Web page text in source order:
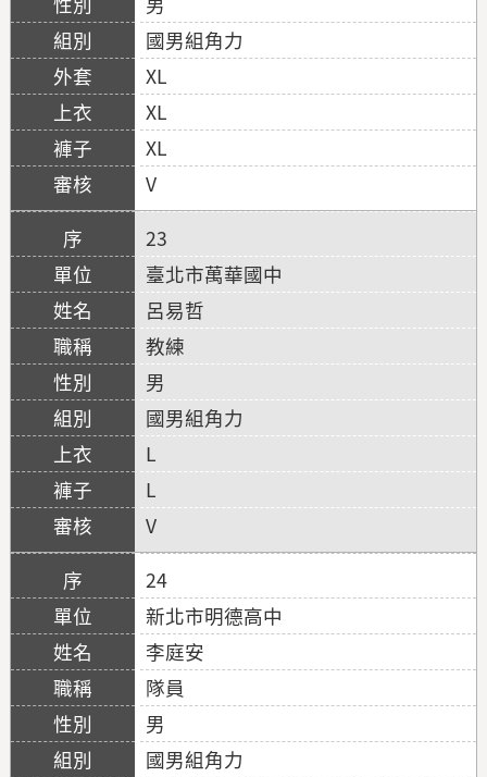
國男組角力
XL
XL
XL
V
23
臺北市萬華國中
呂易哲
教練
男
國男組角力
L
L
V
24
新北市明德高中
李庭安
隊員
男
國男組角力